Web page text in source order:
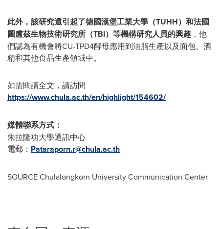
此外，該研究還引起了德國漢堡工業大學（TUHH）和法國
圖盧茲生物技術研究所（TBI）等機構研究人員的興趣 ，他
們認為有機會將CU-TPD4酵母應用到油脂生產以及面包、酒
精和其他食品生產領域中。
如需閱讀全文，請訪問
https://www.chula.ac.th/en/highlight/154602/
媒體聯系方式：
朱拉隆功大學通訊中心
電郵： Pataraporn.r@chula.ac.th
SOURCEChulalongkorn UniversityCommunication Center